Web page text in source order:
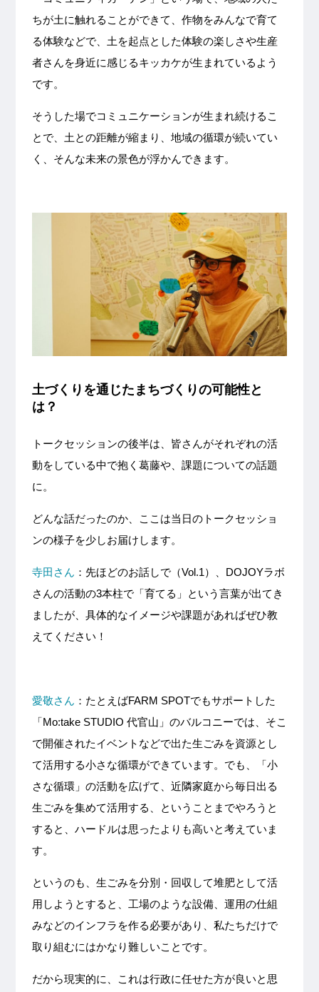
ちが土に触れることができて、作物をみんなで育て
る体験などで、土を起点とした体験の楽しさや生産
者さんを身近に感じるキッカケが生まれているよう
です。
そうした場でコミュニケーションが生まれ続けるこ
とで、土との距離が縮まり、地域の循環が続いてい
く、そんな未来の景色が浮かんできます。
土づくりを通じたまちづくりの可能性と
は？
トークセッションの後半は、皆さんがそれぞれの活
動をしている中で抱く葛藤や、課題についての話題
に。
どんな話だったのか、ここは当日のトークセッショ
ンの様子を少しお届けします。
寺田さん ：先ほどのお話しで（Vol.1）、DOJOYラボ
さんの活動の3本柱で「育てる」という言葉が出てき
ましたが、具体的なイメージや課題があればぜひ教
えてください！
愛敬さん ：たとえばFARM SPOTでもサポートした
「Mo:take STUDIO 代官山」のバルコニーでは、そこ
で開催されたイベントなどで出た生ごみを資源とし
て活用する小さな循環ができています。でも、「小
さな循環」の活動を広げて、近隣家庭から毎日出る
生ごみを集めて活用する、ということまでやろうと
すると、ハードルは思ったよりも高いと考えていま
す。
というのも、生ごみを分別・回収して堆肥として活
用しようとすると、工場のような設備、運用の仕組
みなどのインフラを作る必要があり、私たちだけで
取り組むにはかなり難しいことです。
だから現実的に、これは行政に任せた方が良いと思